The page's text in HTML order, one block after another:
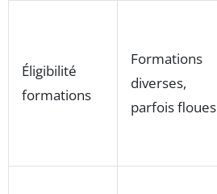
Éligibilité
formations
Formations
diverses,
parfois floues